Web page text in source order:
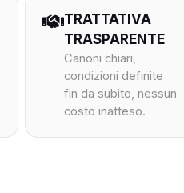
TRATTATIVA
TRASPARENTE
Canoni chiari,
condizioni definite
fin da subito, nessun
costo inatteso.